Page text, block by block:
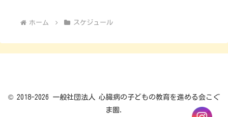
ホーム スケジュール
© 2018-2026 一般社団法人 心臓病の子どもの教育を進める会こぐ
ま園.